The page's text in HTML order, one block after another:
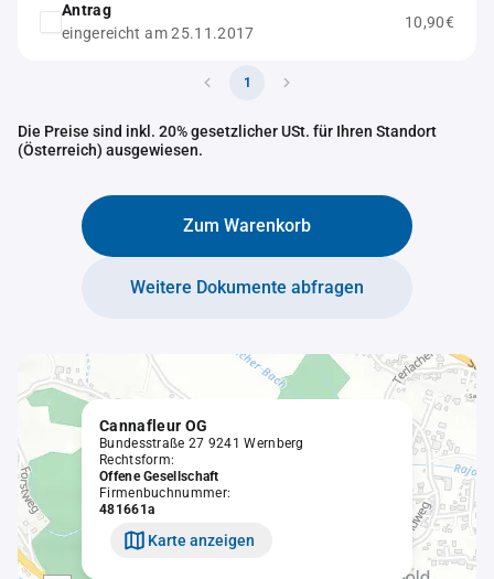
Antrag
eingereicht am 25.11.2017
10,90€
1
Die Preise sind inkl. 20% gesetzlicher USt. für Ihren Standort
(Österreich) ausgewiesen.
Zum Warenkorb
Weitere Dokumente abfragen
Cannafleur OG
Bundesstraße 27 9241 Wernberg
Rechtsform:
Offene Gesellschaft
Firmenbuchnummer:
481661a
Karte anzeigen